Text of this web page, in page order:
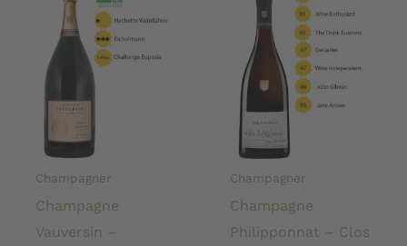
Champagner
Champagne
Vauversin –
Champagner
Champagne
Philipponnat – Clos